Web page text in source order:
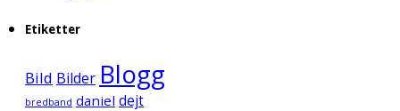
Etiketter
Bild Bilder Blogg
bredband daniel dejt